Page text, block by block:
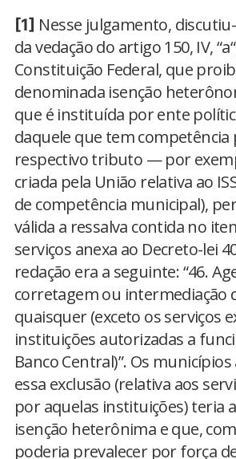
[1] Nesse julgamento,
da vedação do artigo 150, IV,
Constituição Federal, que
denominada isenção
que é instituída por ente
daquele que tem competência
respectivo tributo — por
criada pela União relativa ao
de competência municipal),
válida a ressalva contida no
serviços anexa ao Decreto-lei
redação era a seguinte: “46.
corretagem ou intermediação
quaisquer (exceto os serviços
instituições autorizadas a
Banco Central)”. Os
essa exclusão (relativa aos
por aquelas instituições) teria
isenção heterônima e que,
poderia prevalecer por força